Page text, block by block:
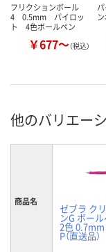
フリクションボール
4 0.5mm パイロッ
ト 4色ボールペン
￥677～（税込）
他のバリエー
商品名
ゼブラ ク
ンG ボー
2色
P（直送品）